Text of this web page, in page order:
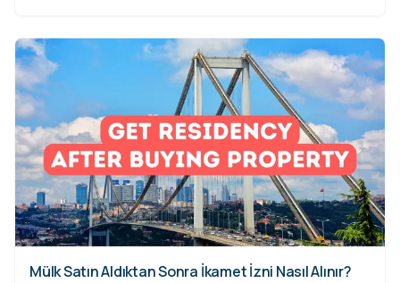
Mülk Satın Aldıktan Sonra İkamet İzni Nasıl Alınır?